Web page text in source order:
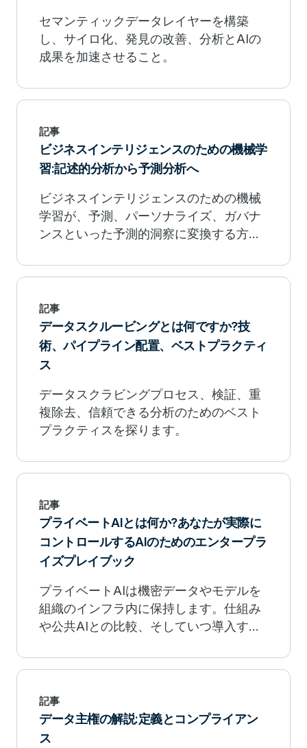
セマンティックデータレイヤーを構築
し、サイロ化、発見の改善、分析とAIの
成果を加速させること。
記事
ビジネスインテリジェンスのための機械学
習:記述的分析から予測分析へ
ビジネスインテリジェンスのための機械
学習が、予測、パーソナライズ、ガバナ
ンスといった予測的洞察に変換する方法
記事
データスクルービングとは何ですか?技
術、パイプライン配置、ベストプラクティ
ス
データスクラビングプロセス、検証、重
複除去、信頼できる分析のためのベスト
プラクティスを探ります。
記事
プライベートAIとは何か?あなたが実際に
コントロールするAIのためのエンタープラ
イズプレイブック
プライベートAIは機密データやモデルを
組織のインフラ内に保持します。仕組み
や公共AIとの比較、そしていつ導入すべ
記事
データ主権の解説:定義とコンプライアン
ス